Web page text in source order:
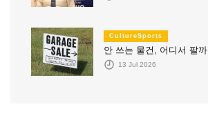
CultureSports
안 쓰는 물건, 어디서 팔까
13 Jul 2026